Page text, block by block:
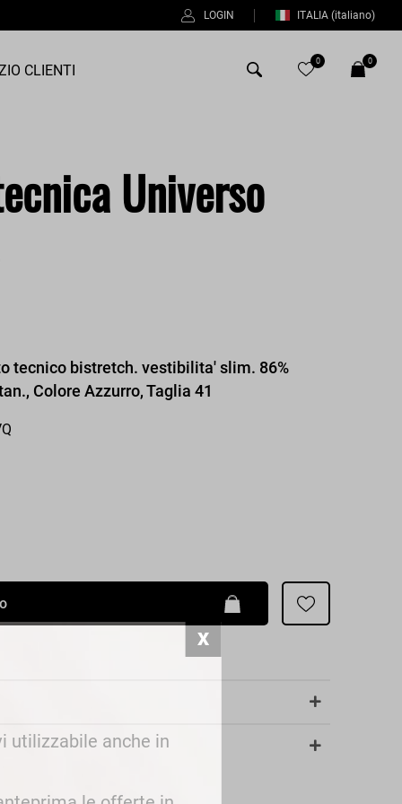
LOGIN ITALIA (italiano)
Bob
Universo
CLIENTI
0 0
Universo
tecnico bistretch. vestibilita' slim. 86%
Colore Azzurro, Taglia 41
utilizzabile anche in